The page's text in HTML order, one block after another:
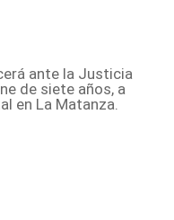
ante la Justicia
de siete años, a
en La Matanza.